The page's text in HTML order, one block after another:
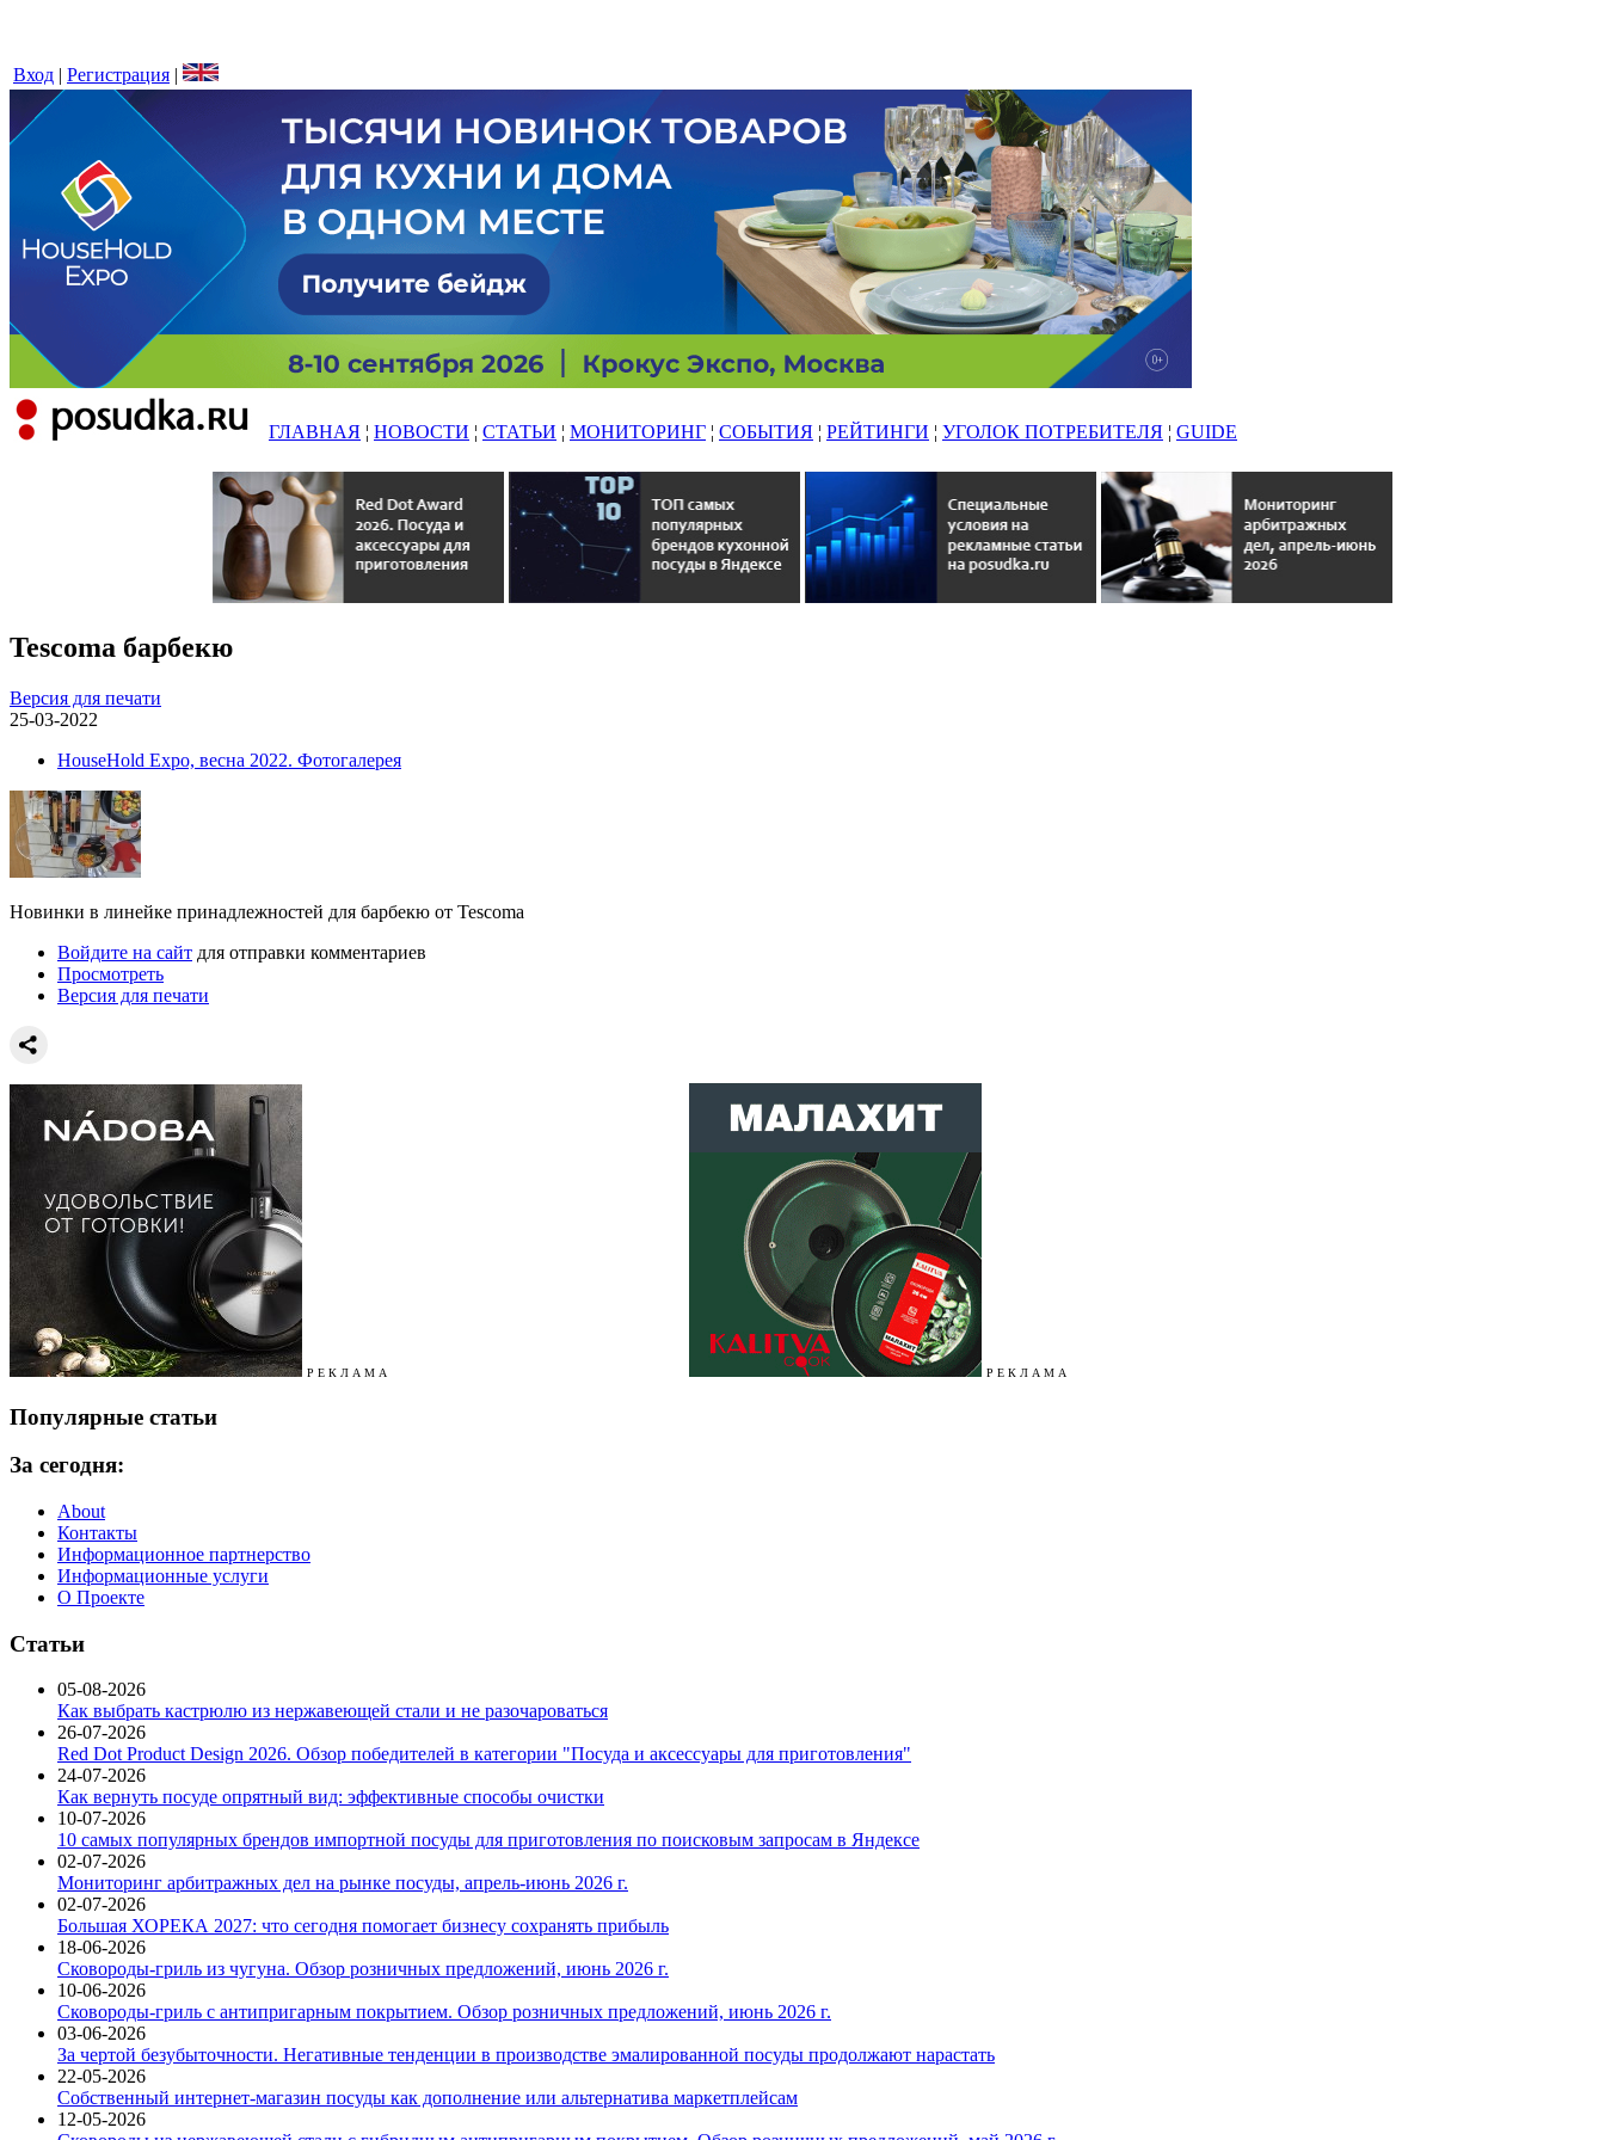
Вход | Регистрация |
ГЛАВНАЯ ¦ НОВОСТИ ¦ СТАТЬИ ¦ МОНИТОРИНГ ¦ СОБЫТИЯ ¦ РЕЙТИНГИ ¦ УГОЛОК ПОТРЕБИТЕЛЯ ¦ GUIDE
Tescoma барбекю
Версия для печати
25-03-2022
HouseHold Expo, весна 2022. Фотогалерея
Новинки в линейке принадлежностей для барбекю от Tescoma
Войдите на сайт для отправки комментариев
Просмотреть
Версия для печати
Р Е К Л А М А Р Е К Л А М А
Популярные статьи
За сегодня:
About
Контакты
Информационное партнерство
Информационные услуги
О Проекте
Статьи
05-08-2026
Как выбрать кастрюлю из нержавеющей стали и не разочароваться
26-07-2026
Red Dot Product Design 2026. Обзор победителей в категории "Посуда и аксессуары для приготовления"
24-07-2026
Как вернуть посуде опрятный вид: эффективные способы очистки
10-07-2026
10 самых популярных брендов импортной посуды для приготовления по поисковым запросам в Яндексе
02-07-2026
Мониторинг арбитражных дел на рынке посуды, апрель-июнь 2026 г.
02-07-2026
Большая ХОРЕКА 2027: что сегодня помогает бизнесу сохранять прибыль
18-06-2026
Сковороды-гриль из чугуна. Обзор розничных предложений, июнь 2026 г.
10-06-2026
Сковороды-гриль с антипригарным покрытием. Обзор розничных предложений, июнь 2026 г.
03-06-2026
За чертой безубыточности. Негативные тенденции в производстве эмалированной посуды продолжают нарастать
22-05-2026
Собственный интернет-магазин посуды как дополнение или альтернатива маркетплейсам
12-05-2026